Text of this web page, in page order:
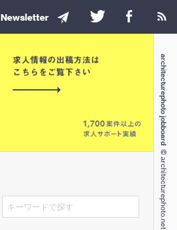
Newsletter
architecturephoto jobboard
© architecturephoto.net